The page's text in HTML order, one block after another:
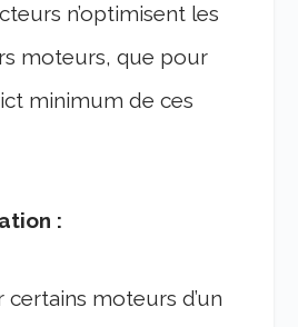
n’optimisent les
moteurs, que pour
minimum de ces
:
certains moteurs d’un